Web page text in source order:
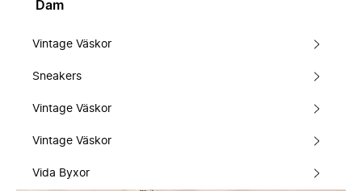
Dam
Vintage Väskor
Sneakers
Vintage Väskor
Vintage Väskor
Vida Byxor